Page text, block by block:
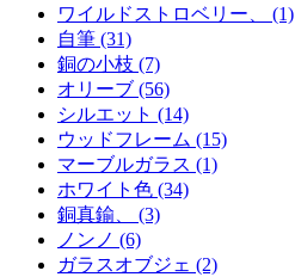
ワイルドストロベリー、 (1)
自筆 (31)
銅の小枝 (7)
オリーブ (56)
シルエット (14)
ウッドフレーム (15)
マーブルガラス (1)
ホワイト色 (34)
銅真鍮、 (3)
ノンノ (6)
ガラスオブジェ (2)